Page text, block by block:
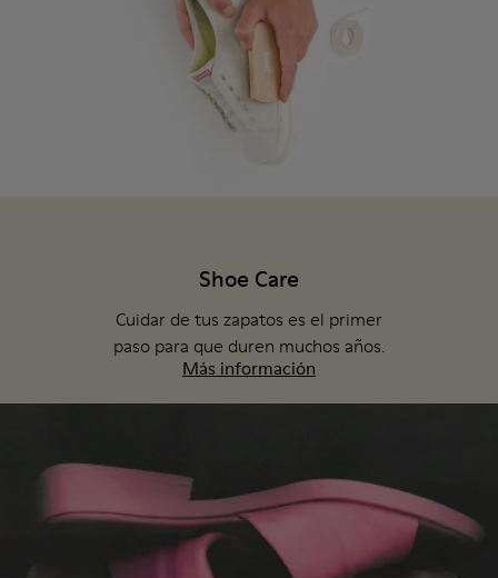
Shoe Care
Cuidar de tus zapatos es el primer
paso para que duren muchos años.
Más información